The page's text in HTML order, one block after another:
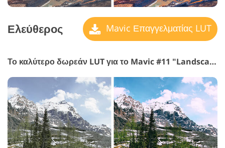
Ελεύθερος Mavic Επαγγελματίας LUT
Το καλύτερο δωρεάν LUT για το Mavic #11 "Landscape"